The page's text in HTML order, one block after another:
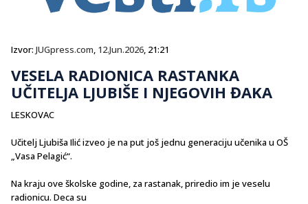
Izvor: JUGpress.com, 12.Jun.2026, 21:21
VESELA RADIONICA RASTANKA
UČITELJA LJUBIŠE I NJEGOVIH ĐAKA
LESKOVAC
Učitelj Ljubiša Ilić izveo je na put još jednu generaciju učenika u OŠ
„Vasa Pelagić“.
Na kraju ove školske godine, za rastanak, priredio im je veselu
radionicu. Deca su